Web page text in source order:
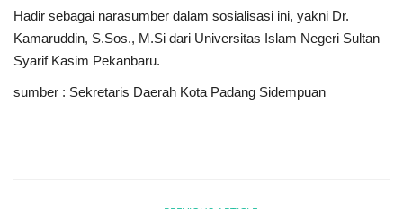
Hadir sebagai narasumber dalam sosialisasi ini, yakni Dr.
Kamaruddin, S.Sos., M.Si dari Universitas Islam Negeri Sultan
Syarif Kasim Pekanbaru.
sumber : Sekretaris Daerah Kota Padang Sidempuan